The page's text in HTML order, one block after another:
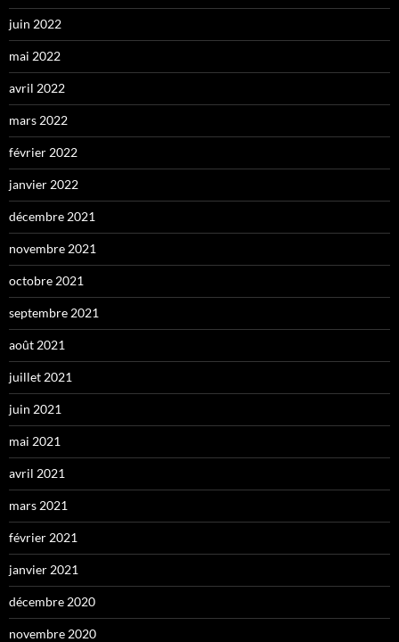
juin 2022
mai 2022
avril 2022
mars 2022
février 2022
janvier 2022
décembre 2021
novembre 2021
octobre 2021
septembre 2021
août 2021
juillet 2021
juin 2021
mai 2021
avril 2021
mars 2021
février 2021
janvier 2021
décembre 2020
novembre 2020